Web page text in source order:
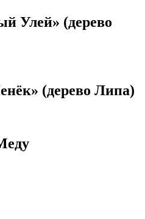
Улей» (дерево
(дерево Липа)